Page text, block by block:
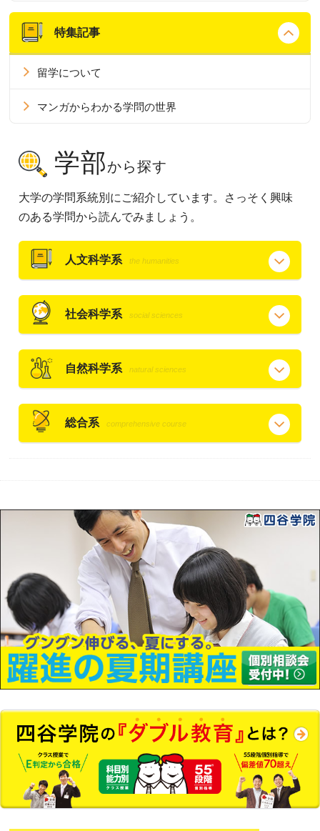
特集記事
留学について
マンガからわかる学問の世界
学部から探す
大学の学問系統別にご紹介しています。さっそく興味
のある学問から読んでみましょう。
人文科学系 the humanities
社会科学系 social sciences
自然科学系 natural sciences
総合系 comprehensive course